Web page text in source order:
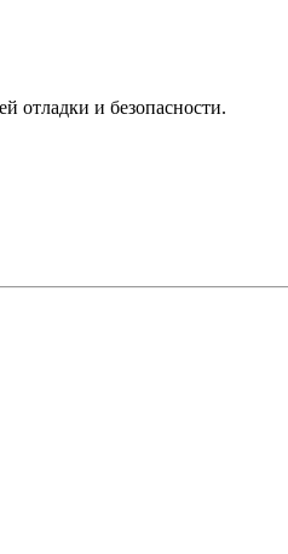
отладки и безопасности.